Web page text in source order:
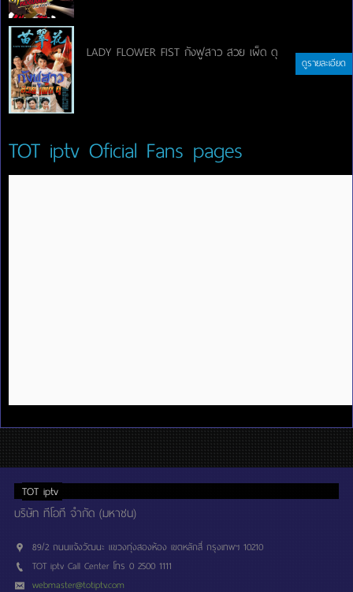
LADY FLOWER FIST กังฟูสาว สวย เผ็ด ดุ
ดูรายละเอียด
TOT iptv Oficial Fans pages
TOT iptv
บริษัท ทีโอที จำกัด (มหาชน)
89/2 ถนนแจ้งวัฒนะ แขวงทุ่งสองห้อง เขตหลักสี่ กรุงเทพฯ 10210
TOT iptv Call Center โทร 0 2500 1111
webmaster@totiptv.com